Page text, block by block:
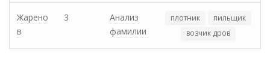
Жарено
в
3
Анализ
фамилии
плотник
пильщик
возчик дров